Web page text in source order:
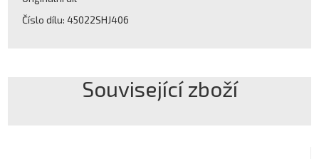
Číslo dílu: 45022SHJ406
Související zboží